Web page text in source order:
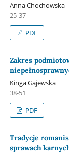
Anna Chochowska
25-37
PDF
Zakres
Kinga Gajewska
38-51
PDF
Tradycje
sprawach